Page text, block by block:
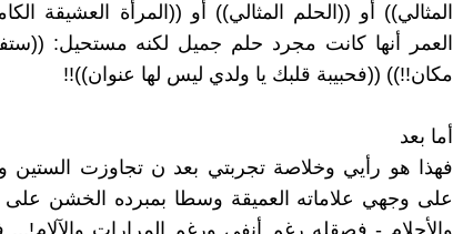
المثالي)) أو ((الحلم المثالي)) أو ((المرأة العشيقة
العمر أنها كانت مجرد حلم جميل لكنه مستحيل:
مكان!!)) ((فحبيبة قلبك يا ولدي ليس لها عنوان))!!
أما بعد
فهذا هو رأيي وخلاصة تجربتي بعد ن تجاوزت الستين
على وجهي علاماته العميقة وسطا بمبرده الخشن على
والأحلام - فصقله رغم أنفي ورغم المرارات والآلام!...